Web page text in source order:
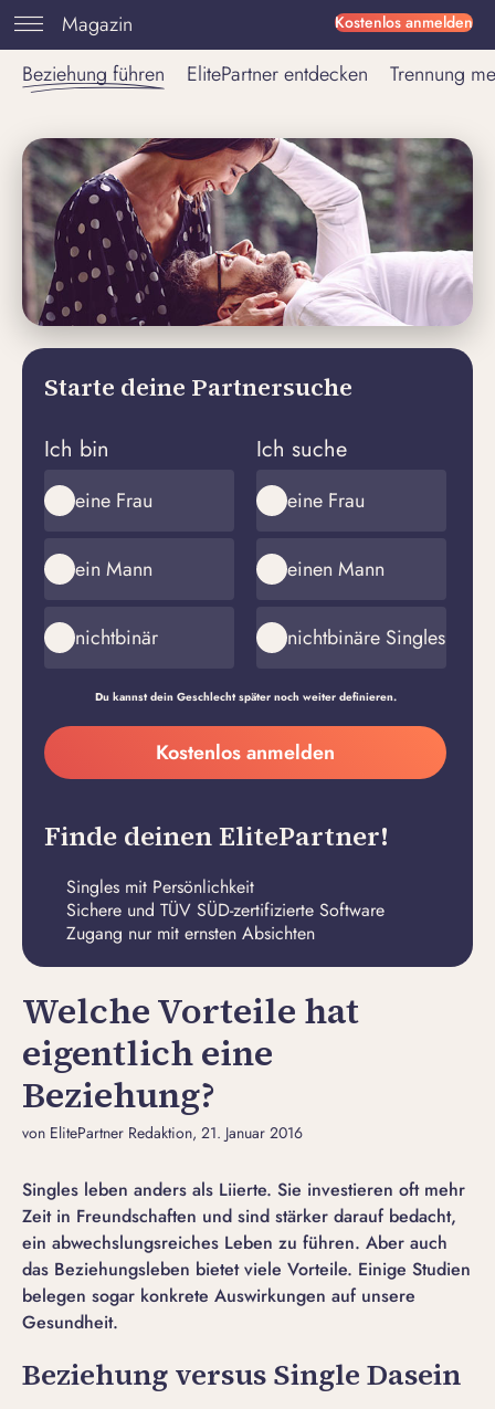
Kostenlos anmelden
Magazin
Beziehung führen
ElitePartner entdecken Trennung
Starte deine Partnersuche
Ich bin
eine Frau
ein Mann
nichtbinär
Ich suche
eine Frau
einen Mann
nichtbinäre Singles
Du kannst dein Geschlecht später noch weiter definieren.
Meine
E-
Adresse
erstellen
Kostenlos anmelden
Finde deinen ElitePartner!
Singles mit Persönlichkeit
Sichere und TÜV SÜD-zertifizierte Software
Zugang nur mit ernsten Absichten
Welche Vorteile hat
eigentlich eine
Beziehung?
von ElitePartner Redaktion, 21. Januar 2016
Singles leben anders als Liierte. Sie investieren oft mehr
Zeit in Freundschaften und sind stärker darauf bedacht,
ein abwechslungsreiches Leben zu führen. Aber auch
das Beziehungsleben bietet viele Vorteile. Einige Studien
belegen sogar konkrete Auswirkungen auf unsere
Gesundheit.
Beziehung versus Single Dasein